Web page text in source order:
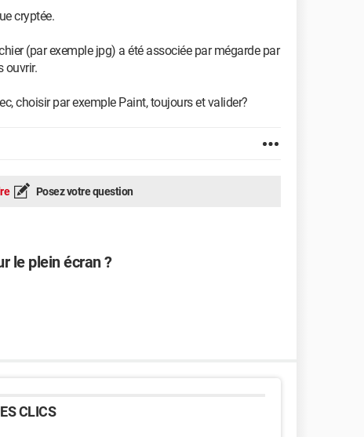
cryptée.
(par exemple jpg) a été associée par mégarde par
ouvrir.
choisir par exemple Paint, toujours et valider?
Posez votre question
le plein écran ?
CLICS